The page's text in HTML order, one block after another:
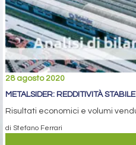
28 agosto 2020
METALSIDER: REDDITIVITÀ
Risultati economici e volumi
di Stefano Ferrari